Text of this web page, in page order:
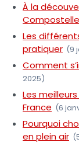
À la
Compostelle
Les
pratiquer (9
Comment
2025)
Les
France (6
Pourquoi
en plein air